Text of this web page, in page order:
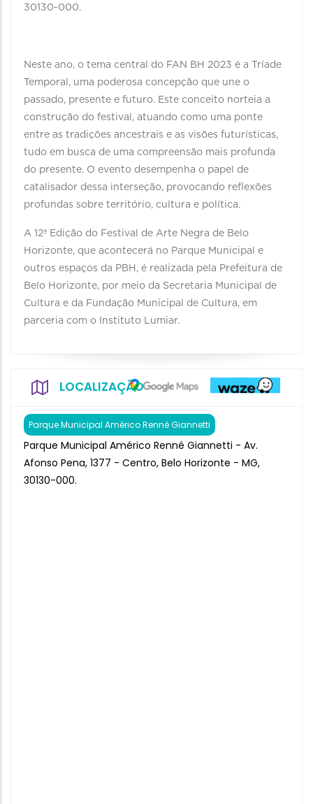
30130-000.
Neste ano, o tema central do FAN BH 2023 é a Tríade
Temporal, uma poderosa concepção que une o
passado, presente e futuro. Este conceito norteia a
construção do festival, atuando como uma ponte
entre as tradições ancestrais e as visões futurísticas,
tudo em busca de uma compreensão mais profunda
do presente. O evento desempenha o papel de
catalisador dessa interseção, provocando reflexões
profundas sobre território, cultura e política.
A 12ª Edição do Festival de Arte Negra de Belo
Horizonte, que acontecerá no Parque Municipal e
outros espaços da PBH, é realizada pela Prefeitura de
Belo Horizonte, por meio da Secretaria Municipal de
Cultura e da Fundação Municipal de Cultura, em
parceria com o Instituto Lumiar.
LOCALIZAÇÃO
Parque Municipal Américo Renné Giannetti
Parque Municipal Américo Renné Giannetti - Av.
Afonso Pena, 1377 - Centro, Belo Horizonte - MG,
30130-000.